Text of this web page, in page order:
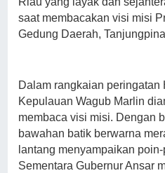
saat membacakan visi misi
Gedung Daerah,
Dalam rangkaian peringatan
Kepulauan Wagub Marlin
membaca visi misi. Dengan
bawahan batik berwarna
lantang menyampaikan
Sementara Gubernur Ansar